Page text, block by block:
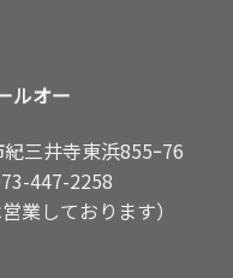
ルオー
三井寺東浜855ｰ76
447-2258
業しております）